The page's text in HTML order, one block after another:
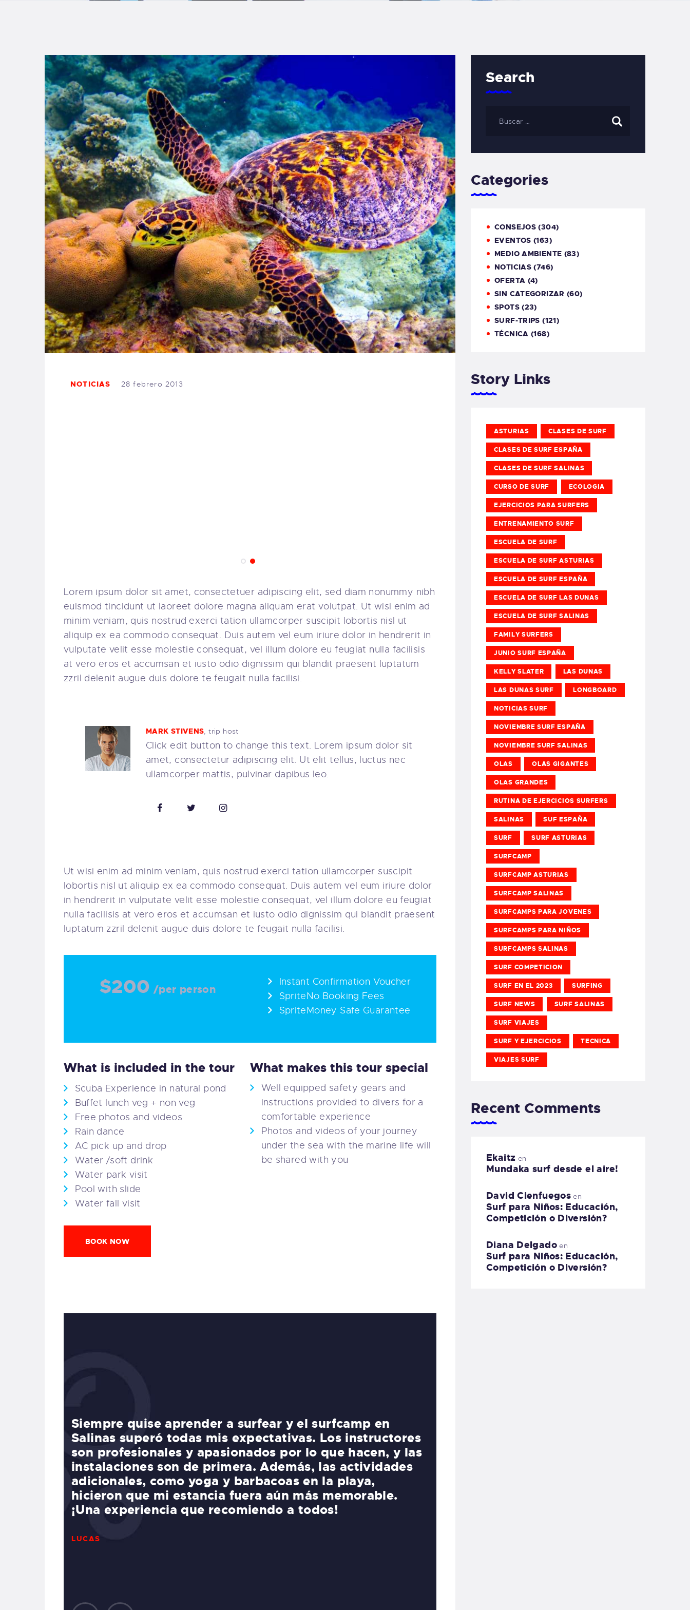
CONTACTO
CARRITO
TIENDA FAMILY
SURFERS
WEBCAM SALINAS
PEDIDOS
NOTICIAS 28 febrero 2013
Lorem ipsum dolor sit amet, consectetuer adipiscing elit, sed diam nonummy nibh
euismod tincidunt ut laoreet dolore magna aliquam erat volutpat. Ut wisi enim ad
minim veniam, quis nostrud exerci tation ullamcorper suscipit lobortis nisl ut
aliquip ex ea commodo consequat. Duis autem vel eum iriure dolor in hendrerit in
vulputate velit esse molestie consequat, vel illum dolore eu feugiat nulla facilisis
at vero eros et accumsan et iusto odio dignissim qui blandit praesent luptatum
zzril delenit augue duis dolore te feugait nulla facilisi.
MARK STIVENS, trip host
Click edit button to change this text. Lorem ipsum dolor sit
amet, consectetur adipiscing elit. Ut elit tellus, luctus nec
ullamcorper mattis, pulvinar dapibus leo.
Ut wisi enim ad minim veniam, quis nostrud exerci tation ullamcorper suscipit
lobortis nisl ut aliquip ex ea commodo consequat. Duis autem vel eum iriure dolor
in hendrerit in vulputate velit esse molestie consequat, vel illum dolore eu feugiat
nulla facilisis at vero eros et accumsan et iusto odio dignissim qui blandit praesent
luptatum zzril delenit augue duis dolore te feugait nulla facilisi.
$200 /per person
Instant Confirmation Voucher
SpriteNo Booking Fees
SpriteMoney Safe Guarantee
What is included in the tour
Scuba Experience in natural pond
Buffet lunch veg + non veg
Free photos and videos
Rain dance
AC pick up and drop
Water /soft drink
Water park visit
Pool with slide
Water fall visit
What makes this tour special
Well equipped safety gears and
instructions provided to divers for a
comfortable experience
Photos and videos of your journey
under the sea with the marine life will
be shared with you
BOOK NOW
Como surfista de nivel medio, buscaba un lugar donde
pudiera mejorar mis habilidades y el surfcamp en
Salinas fue perfecto para eso. Los entrenadores me
dieron consejos específicos y me ayudaron a
perfeccionar mi técnica. El ambiente relajado y
amigable del campamento hizo que me sintiera como
en casa desde el primer día. ¡Una experiencia
Search
Categories
CONSEJOS (304)
EVENTOS (163)
MEDIO AMBIENTE (83)
NOTICIAS (746)
OFERTA (4)
SIN CATEGORIZAR (60)
SPOTS(23)
SURF-TRIPS (121)
TÉCNICA (168)
Story Links
ASTURIAS CLASES DE SURF
CLASES DE SURF ESPAÑA
CLASES DE SURF SALINAS
CURSO DE SURF ECOLOGIA
EJERCICIOS PARA SURFERS
ENTRENAMIENTO SURF
ESCUELA DE SURF
ESCUELA DE SURF ASTURIAS
ESCUELA DE SURF ESPAÑA
ESCUELA DE SURF LAS DUNAS
ESCUELA DE SURF SALINAS
FAMILY SURFERS
JUNIO SURF ESPAÑA
KELLY SLATER LAS DUNAS
LAS DUNAS SURF LONGBOARD
NOTICIAS SURF
NOVIEMBRE SURF ESPAÑA
NOVIEMBRE SURF SALINAS
OLAS OLAS GIGANTES
OLAS GRANDES
RUTINA DE EJERCICIOS SURFERS
SALINAS SUF ESPAÑA
SURF SURF ASTURIAS
SURFCAMP
SURFCAMP ASTURIAS
SURFCAMP SALINAS
SURFCAMPS PARA JOVENES
SURFCAMPS PARA NIÑOS
SURFCAMPS SALINAS
SURF COMPETICION
SURF EN EL 2023 SURFING
SURF NEWS SURF SALINAS
SURF VIAJES
SURF Y EJERCICIOS TECNICA
VIAJES SURF
Recent Comments
Ekaitz en
Mundaka surf desde el aire!
David Cienfuegos en
Surf para Niños: Educación,
Competición o Diversión?
Diana Delgadoen
Surf para Niños: Educación,
Competición o Diversión?